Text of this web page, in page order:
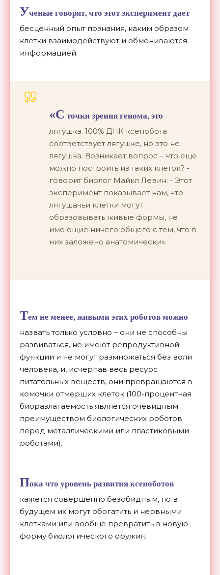
Ученые говорят, что этот эксперимент дает
бесценный опыт познания, каким образом
клетки взаимодействуют и обмениваются
информацией:
«С точки зрения генома, это
лягушка. 100% ДНК ксенобота
соответствует лягушке, но это не
лягушка. Возникает вопрос – что еще
можно построить из таких клеток? -
говорит биолог Майкл Левин. - Этот
эксперимент показывает нам, что
лягушачьи клетки могут
образовывать живые формы, не
имеющие ничего общего с тем, что в
них заложено анатомически».
Тем не менее, живыми этих роботов можно
назвать только условно – они не способны
развиваться, не имеют репродуктивной
функции и не могут размножаться без воли
человека, и, исчерпав весь ресурс
питательных веществ, они превращаются в
комочки отмерших клеток (100-процентная
биоразлагаемость является очевидным
преимуществом биологических роботов
перед металлическими или пластиковыми
роботами).
Пока что уровень развития ксеноботов
кажется совершенно безобидным, но в
будущем их могут обогатить и нервными
клетками или вообще превратить в новую
форму биологического оружия.